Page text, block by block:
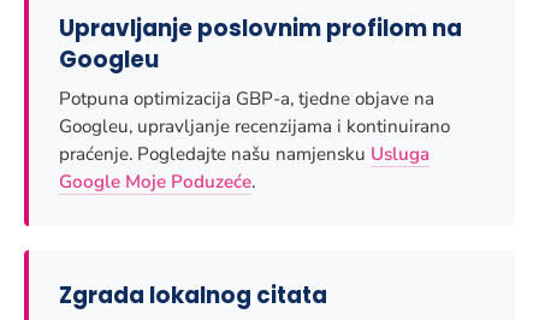
Upravljanje poslovnim profilom na
Googleu
Potpuna optimizacija GBP-a, tjedne objave na
Googleu, upravljanje recenzijama i kontinuirano
praćenje. Pogledajte našu namjensku Usluga
Google Moje Poduzeće.
Zgrada lokalnog citata